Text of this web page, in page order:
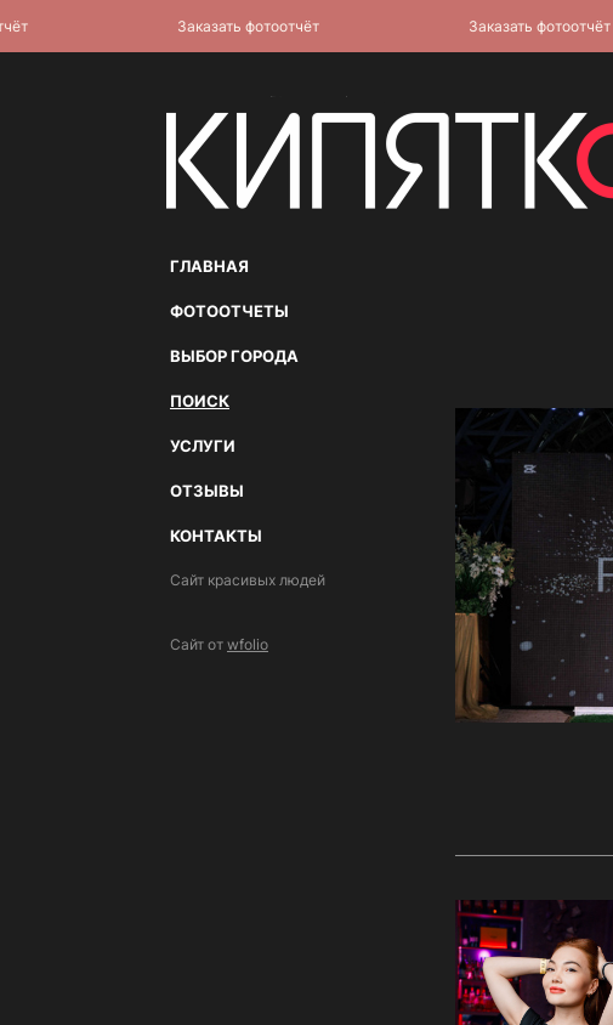
ГЛАВНАЯ
ФОТООТЧЕТЫ
ВЫБОР ГОРОДА
ПОИСК
УСЛУГИ
ОТЗЫВЫ
КОНТАКТЫ
Сайт красивых людей
Сайт от wfolio
Заказать фотоотчёт Заказать фотоотчёт